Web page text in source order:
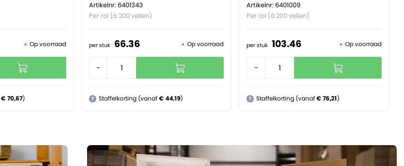
Op voorraad
€ 70,67)
Artikelnr: 6401343
Per rol (à 200 vellen)
per stuk 66.36 Op voorraad
-
? Staffelkorting (vanaf€ 44,19)
Artikelnr: 6401009
Per rol (á 200 vellen)
per stuk 103.46 Op voorraad
-
? Staffelkorting (vanaf€ 76,21)